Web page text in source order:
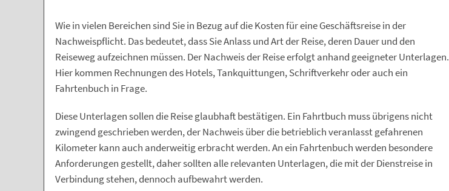
Wie in vielen Bereichen sind Sie in Bezug auf die Kosten für eine Geschäftsreise in der
Nachweispflicht. Das bedeutet, dass Sie Anlass und Art der Reise, deren Dauer und den
Reiseweg aufzeichnen müssen. Der Nachweis der Reise erfolgt anhand geeigneter Unterlagen.
Hier kommen Rechnungen des Hotels, Tankquittungen, Schriftverkehr oder auch ein
Fahrtenbuch in Frage.
Diese Unterlagen sollen die Reise glaubhaft bestätigen. Ein Fahrtbuch muss übrigens nicht
zwingend geschrieben werden, der Nachweis über die betrieblich veranlasst gefahrenen
Kilometer kann auch anderweitig erbracht werden. An ein Fahrtenbuch werden besondere
Anforderungen gestellt, daher sollten alle relevanten Unterlagen, die mit der Dienstreise in
Verbindung stehen, dennoch aufbewahrt werden.